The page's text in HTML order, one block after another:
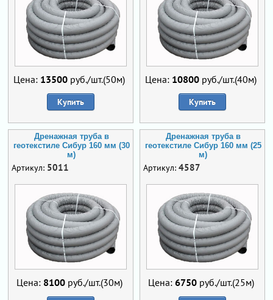
Цена: 13500 руб./шт.(50м)
Купить
Цена: 10800 руб./шт.(40м)
Купить
Дренажная труба в
геотекстиле Сибур 160 мм (30
м)
Артикул: 5011
Цена: 8100руб./шт.(30м)
Дренажная труба в
геотекстиле Сибур 160 мм (25
м)
Артикул: 4587
Цена: 6750руб./шт.(25м)